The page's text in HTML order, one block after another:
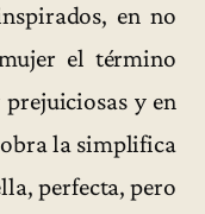
en no
el término
y en
la simplifica
perfecta, pero